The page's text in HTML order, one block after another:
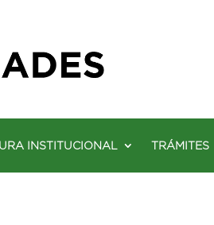
INSTITUCIONAL TRÁMITES